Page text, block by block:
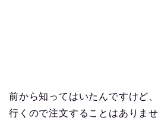
前から知ってはいたんですけど
行くので注文することはありませ